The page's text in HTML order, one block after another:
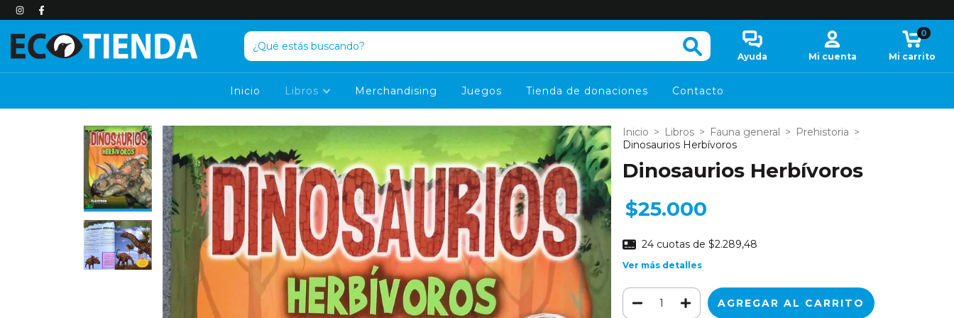
Ayuda Mi cuenta Mi carrito
0
Inicio Libros Merchandising Juegos Tienda de donaciones Contacto
Inicio > Libros > Fauna general > Prehistoria >
Dinosaurios Herbívoros
Dinosaurios Herbívoros
$25.000
24 cuotas de $2.289,48
Ver más detalles